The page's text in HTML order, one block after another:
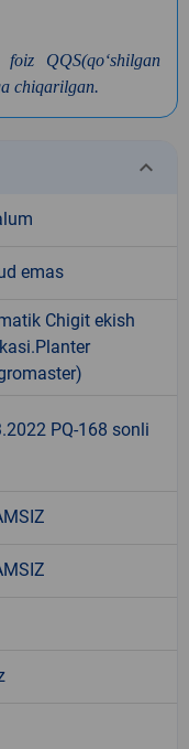
QQS(qoʻshilgan
chiqarilgan.
keyboard_arrow_down
emas
Chigit ekish
PQ-168 sonli